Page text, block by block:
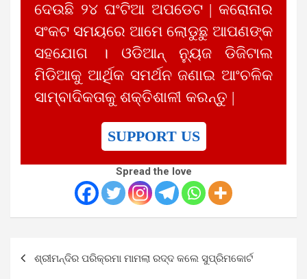
ଦେଉଛି ୨୪ ଘଂଟିଆ ଅପଡେଟ | କରୋନାର
ସଂକଟ ସମୟରେ ଆମେ ଲୋଡୁଛୁ ଆପଣଙ୍କ
ସହଯୋଗ । ଓଡିଆନ୍ ନ୍ୟୁଜ ଡିଜିଟାଲ
ମିଡିଆକୁ ଆର୍ଥିକ ସମର୍ଥନ ଜଣାଇ ଆଂଚଳିକ
ସାମ୍ବାଦିକତାକୁ ଶକ୍ତିଶାଳୀ କରନ୍ତୁ |
SUPPORT US
Spread the love
navigation
ଶ୍ରୀମନ୍ଦିର ପରିକ୍ରମା ମାମଲା ରଦ୍ଦ କଲେ ସୁପ୍ରିମକୋର୍ଟ